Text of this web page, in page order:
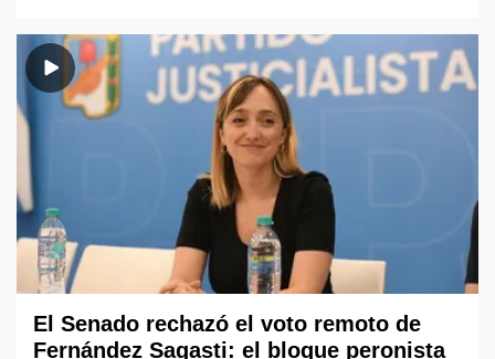
El Senado rechazó el voto remoto de
Fernández Sagasti: el bloque peronista